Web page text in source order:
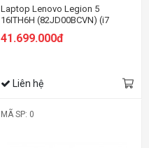
Laptop Lenovo Legion 5
16ITH6H (82JD00BCVN) (i7
SSD/16 WQXGA 165hz/RTX3060
41.699.000đ
Liên hệ
MÃ SP: 0